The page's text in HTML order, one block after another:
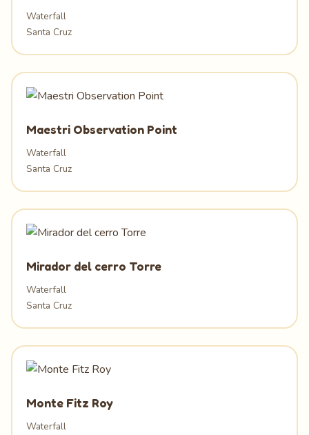
Waterfall
Santa Cruz
Maestri Observation Point
Waterfall
Santa Cruz
Mirador del cerro Torre
Waterfall
Santa Cruz
Monte Fitz Roy
Waterfall